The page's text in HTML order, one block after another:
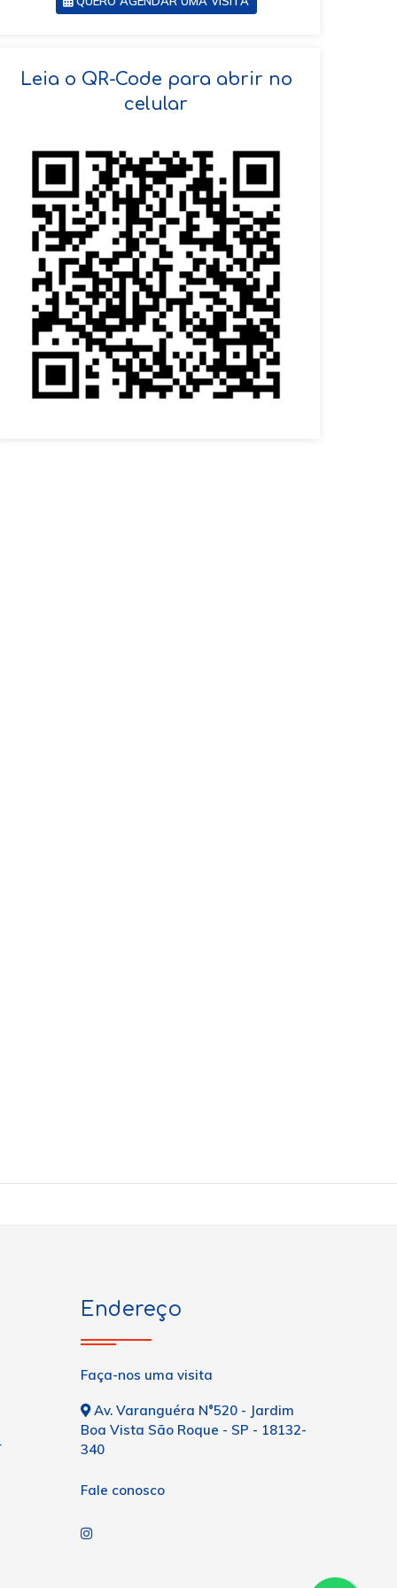
VOLTAR
Leia o QR-Code para abrir no
celular
Endereço
Faça-nos uma visita
Av. Varanguéra N°520 - Jardim
Boa Vista São Roque - SP - 18132-
340
Fale conosco